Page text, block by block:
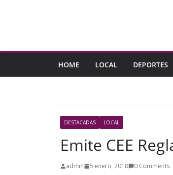
HOME LOCAL DEPORTES
DESTACADAS LOCAL
Emite CEE
admin 5 enero, 2018 0 Comments